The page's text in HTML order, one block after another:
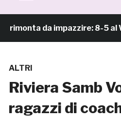
da impazzire: 8-5 al
ALTRI
Riviera Samb
ragazzi di